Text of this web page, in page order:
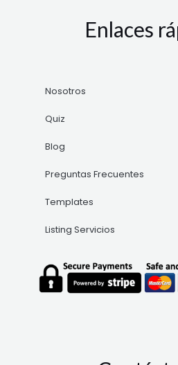
Enlaces
Nosotros
Quiz
Blog
Preguntas Frecuentes
Templates
Listing Servicios